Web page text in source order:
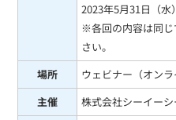
2023年5月31日（水
※各回の内容は同じ
さい。
場所
ウェビナー（オンラ
主催
株式会社シーイーシ